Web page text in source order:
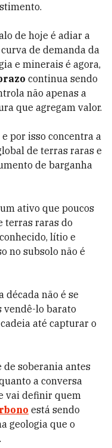
de hoje é adiar a
de demanda da
e minerais é agora,
continua sendo
não apenas a
que agregam valor.
por isso concentra a
de terras raras e
de barganha
ativo que poucos
terras raras do
conhecido, lítio e
no subsolo não é
não é se
vendê-lo barato
até capturar o
de soberania antes
a conversa
vai definir quem
está sendo
geologia que o